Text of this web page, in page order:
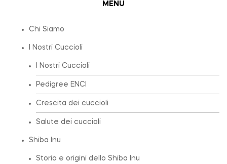
MENU
Chi Siamo
I Nostri Cuccioli
I Nostri Cuccioli
Pedigree ENCI
Crescita dei cuccioli
Salute dei cuccioli
Shiba Inu
Storia e origini dello Shiba Inu